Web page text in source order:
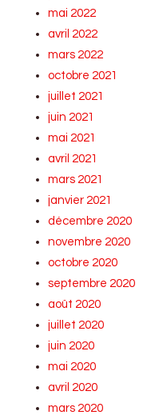
mai 2022
avril 2022
mars 2022
octobre 2021
juillet 2021
juin 2021
mai 2021
avril 2021
mars 2021
janvier 2021
décembre 2020
novembre 2020
octobre 2020
septembre 2020
août 2020
juillet 2020
juin 2020
mai 2020
avril 2020
mars 2020